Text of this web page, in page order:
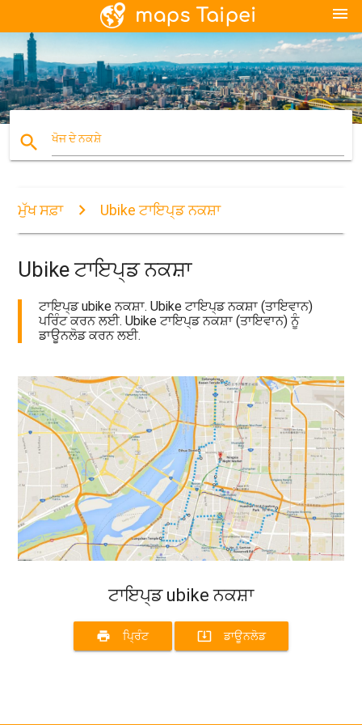
menu
search ਖੋਜ ਦੇ ਨਕਸ਼ੇ
ਮੁੱਖ ਸਫ਼ਾ Ubike ਟਾਇਪ੍ਡ ਨਕਸ਼ਾ
Ubike ਟਾਇਪ੍ਡ ਨਕਸ਼ਾ
ਟਾਇਪ੍ਡ ubike ਨਕਸ਼ਾ. Ubike ਟਾਇਪ੍ਡ ਨਕਸ਼ਾ (ਤਾਇਵਾਨ)
ਪਰਿੰਟ ਕਰਨ ਲਈ. Ubike ਟਾਇਪ੍ਡ ਨਕਸ਼ਾ (ਤਾਇਵਾਨ) ਨੂੰ
ਡਾਊਨਲੋਡ ਕਰਨ ਲਈ.
ਟਾਇਪ੍ਡ ubike ਨਕਸ਼ਾ
print ਪ੍ਰਿੰਟ system_update_alt ਡਾਊਨਲੋਡ